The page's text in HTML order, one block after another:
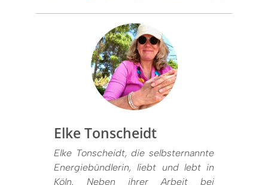
Elke Tonscheidt
Elke Tonscheidt, die selbsternannte
Energiebündlerin, liebt und lebt in
Köln. Neben ihrer Arbeit bei